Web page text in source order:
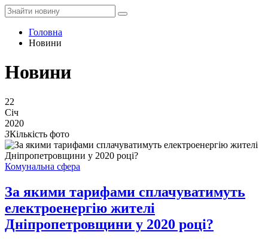
Головна
Новини
Новини
22
Січ
2020
3Кількість фото
Комунальна сфера
За якими тарифами сплачуватимуть
електроенергію жителі
Дніпропетровщини у 2020 році?